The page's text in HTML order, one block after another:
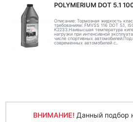
POLYMERIUM DOT 5.1
Описание: Тормозная жидкость
требованиям: FMVSS 116 DOT 5.1,
K2233.Наивысшая температура
нагрузки при интенсивной
числе спортивных
современных автомобилей с..
ВНИМАНИЕ! Данный подбор